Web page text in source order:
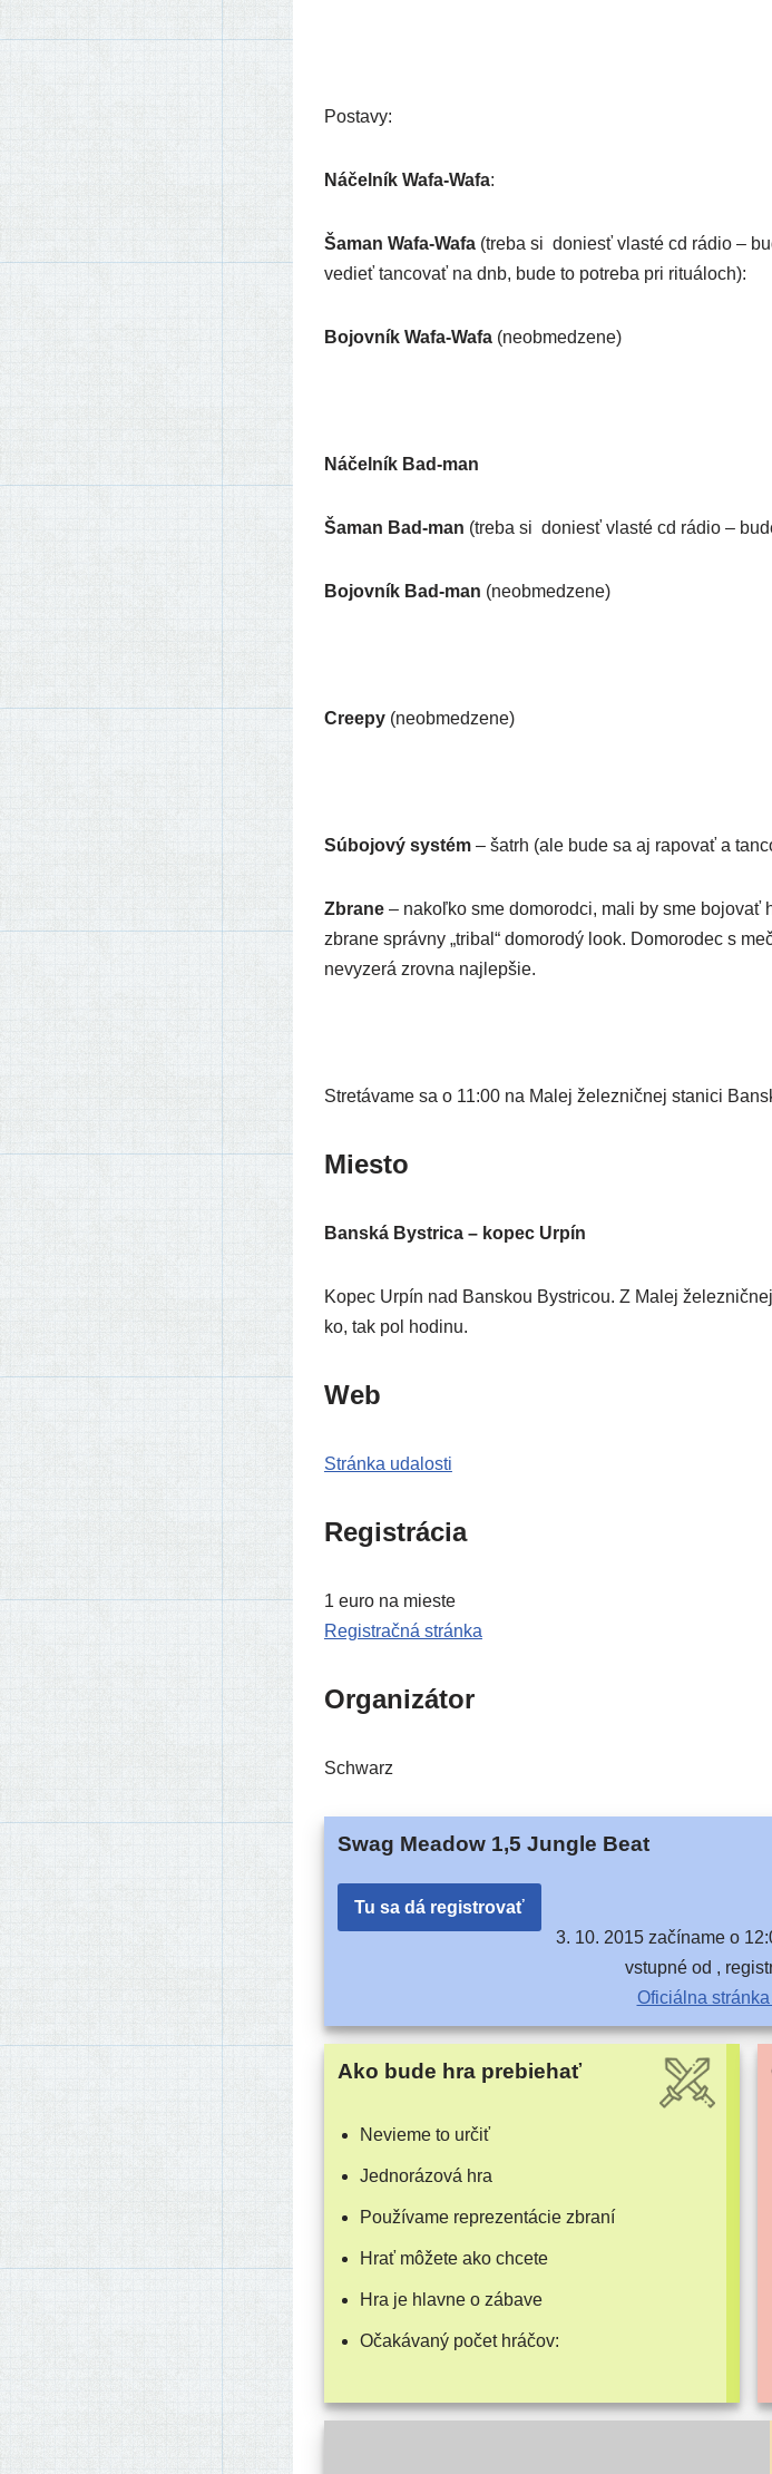
Postavy:
Náčelník Wafa-Wafa:
Šaman Wafa-Wafa(tre­ba si doniesť vlas­té cd rádio –
vedieť tan­co­vať na dnb, bude to potre­ba pri rituáloch):
Bojovník Wafa-Wafa(neob­me­dze­ne)
Náčelník Bad-man
Šaman Bad-man (tre­ba si doniesť vlas­té cd rádio –
Bojovník Bad-man (neob­me­dze­ne)
Creepy(neob­me­dze­ne)
Súbojový sys­tém– šatrh (ale bude sa aj rapo­vať a
Zbrane– nakoľ­ko sme domo­rod­ci, mali by sme bojo­vať
zbra­ne správ­ny „tri­bal“ domo­ro­dý look. Domorodec s
nevy­ze­rá zrov­na najlepšie.
Stretávame sa o 11:00 na Malej želez­nič­nej sta­ni­ci
Miesto
Banská Bystrica – kopec Urpín
Kopec Urpín nad Banskou Bystricou. Z Malej
ko, tak pol hodinu.
Web
Stránka uda­los­ti
Registrácia
1 euro na mies­te
Registračná strán­ka
Organizátor
Schwarz
Swag Meadow 1,5 Jungle Beat
Tu sa dá registrovať
3. 10. 2015 začí­na­me o
vstup­né od ,
Oficiálna
Ako bude hra prebiehať
Nevieme to určiť
Jednorázová hra
Používame repre­zen­tá­cie zbraní
Hrať môže­te ako chcete
Hra je hlav­ne o zábave
Očakávaný počet hráčov: